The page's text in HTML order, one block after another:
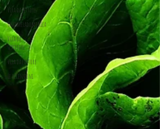
Vita da lettore
Unfioreladomenica
Vita da
scrittore
Vita da editore
Le recensioni